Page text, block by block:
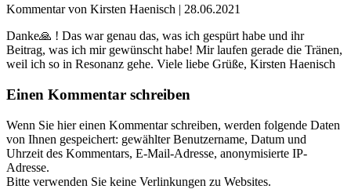
Kommentar von Kirsten Haenisch | 28.06.2021
Danke🙏 ! Das war genau das, was ich gespürt habe und ihr
Beitrag, was ich mir gewünscht habe! Mir laufen gerade die Tränen,
weil ich so in Resonanz gehe. Viele liebe Grüße, Kirsten Haenisch
Einen Kommentar schreiben
Wenn Sie hier einen Kommentar schreiben, werden folgende Daten
von Ihnen gespeichert: gewählter Benutzername, Datum und
Uhrzeit des Kommentars, E-Mail-Adresse, anonymisierte IP-
Adresse.
Bitte verwenden Sie keine Verlinkungen zu Websites.